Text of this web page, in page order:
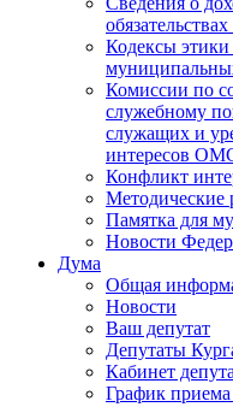
Кодексы
Комиссии по
служебному
служащих и
интересов
Конфликт
Методические
Памятка для
Новости
Дума
Общая
Новости
Ваш депутат
Депутаты
Кабинет
График приема